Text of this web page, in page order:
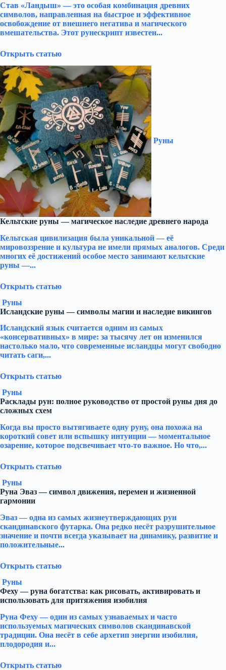
Став «Ландыш» — это особая комбинация древних
символов, направленная на быстрое и эффективное
освобождение от внешнего негатива и магического
вмешательства. Этот рунескрипт известен...
Открыть статью
Руны
Кельтские руны — магическое наследие древнего народа
Кельтская цивилизация была уникальной — её
мировоззрение и культура не имели прямых аналогов. Среди
многих её достижений особое место занимают кельтские
руны —...
Открыть статью
Руны
Исландские руны — символы магии и наследие викингов
Исландский язык считается одним из самых
«консервативных» в мире: за тысячу лет он изменился
настолько мало, что современные исландцы могут свободно
читать саги,...
Открыть статью
Руны
Расклады рун: полное руководство от простой руны дня до
сложных схем
Когда вы просто вытягиваете одну руну, она похожа на
короткий совет или вспышку интуиции — моментальное
озарение, которое подсвечивает что-то важное. Но что,...
Открыть статью
Руны
Руна Эваз — символ движения, перемен и жизненной
гармонии
Эваз — одна из самых жизнеутверждающих рун
скандинавского футарка. Она редко несёт разрушительное
значение и почти всегда указывает на динамику, развитие и
положительные...
Открыть статью
Руны
Феху — руна богатства: как рисовать, активировать и
использовать для притяжения изобилия
Руна Феху — один из самых узнаваемых и часто
используемых магических символов скандинавской
традиции. Она несёт в себе архетип энергии изобилия,
плодородия и...
Открыть статью